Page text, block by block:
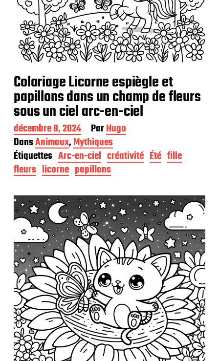
Coloriage Licorne espiègle et
papillons dans un champ de fleurs
sous un ciel arc-en-ciel
D
a
t
e
d
e
u
b
l
a
t
i
o
n
décembre 8, 2024 ParHugo
DansAnimaux,Mythiques
Étiquettes Arc-en-ciel créativité Été fille
fleurs licorne papillons